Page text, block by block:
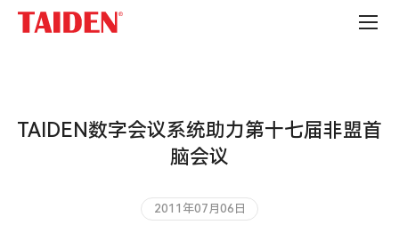
TAIDEN数字会议系统助力第十七届非盟首
脑会议
2011年07月06日